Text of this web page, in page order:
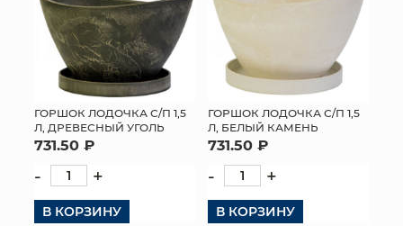
ГОРШОК ЛОДОЧКА С/П 1,5
Л, ДРЕВЕСНЫЙ УГОЛЬ
731.50 ₽
- +
В КОРЗИНУ
ГОРШОК ЛОДОЧКА С/П 1,5
Л, БЕЛЫЙ КАМЕНЬ
731.50 ₽
- +
В КОРЗИНУ